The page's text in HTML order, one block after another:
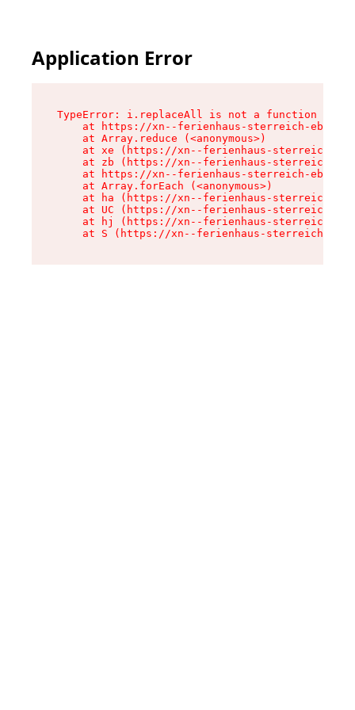
Application Error
TypeError: i.replaceAll is not a function
at https://xn--ferienhaus-sterreich-
    at Array.reduce (<anonymous>)
at xe (https://xn--ferienhaus-sterreich-
at zb (https://xn--ferienhaus-sterreich-
at https://xn--ferienhaus-sterreich-
    at Array.forEach (<anonymous>)
at ha (https://xn--ferienhaus-sterreich-
at UC (https://xn--ferienhaus-sterreich-
at hj (https://xn--ferienhaus-sterreich-
at S (https://xn--ferienhaus-sterreich-